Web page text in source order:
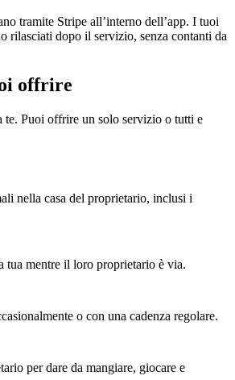
tramite Stripe all’interno dell’app. I tuoi
rilasciati dopo il servizio, senza contanti da
offrire
te. Puoi offrire un solo servizio o tutti e
nella casa del proprietario, inclusi i
tua mentre il loro proprietario è via.
o con una cadenza regolare.
per dare da mangiare, giocare e